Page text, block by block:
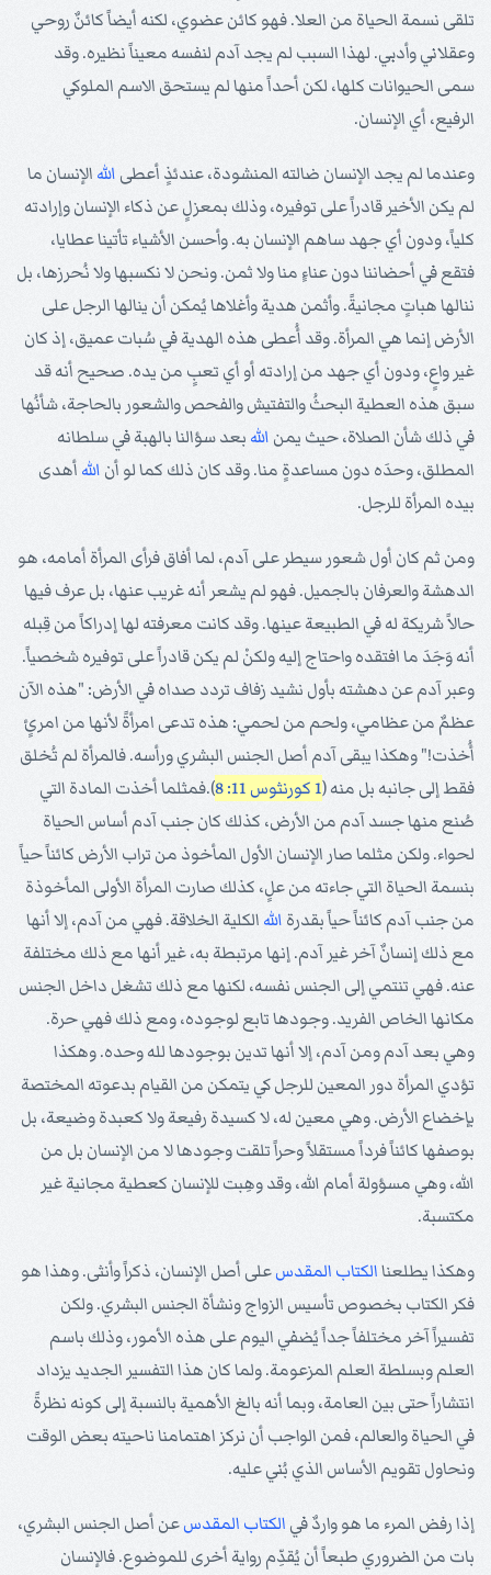
تلقى نسمة الحياة من العلا. فهو كائن عضوي، لكنه أيضاً كائنٌ روحي
وعقلاني وأدبي. لهذا السبب لم يجد آدم لنفسه معيناً نظيره. وقد
سمى الحيوانات كلها، لكن أحداً منها لم يستحق الاسم الملوكي
الرفيع، أي الإنسان.
وعندما لم يجد الإنسان ضالته المنشودة، عندئذٍ أعطى الله الإنسان ما
لم يكن الأخير قادراً على توفيره، وذلك بمعزلٍ عن ذكاء الإنسان وإرادته
كلياً، ودون أي جهد ساهم الإنسان به. وأحسن الأشياء تأتينا عطايا،
فتقع في أحضاننا دون عناءٍ منا ولا ثمن. ونحن لا نكسبها ولا نُحرزها، بل
ننالها هباتٍ مجانيةً. وأثمن هدية وأغلاها يُمكن أن ينالها الرجل على
الأرض إنما هي المرأة. وقد أُعطى هذه الهدية في سُبات عميق، إذ كان
غير واعٍ، ودون أي جهد من إرادته أو أي تعبٍ من يده. صحيح أنه قد
سبق هذه العطية البحثُ والتفتيش والفحص والشعور بالحاجة، شأنُها
في ذلك شأن الصلاة، حيث يمن الله بعد سؤالنا بالهبة في سلطانه
المطلق، وحدَه دون مساعدةٍ منا. وقد كان ذلك كما لو أن الله أهدى
بيده المرأة للرجل.
ومن ثم كان أول شعور سيطر على آدم، لما أفاق فرأى المرأة أمامه، هو
الدهشة والعرفان بالجميل. فهو لم يشعر أنه غريب عنها، بل عرف فيها
حالاً شريكة له في الطبيعة عينها. وقد كانت معرفته لها إدراكاً من قِبله
أنه وَجَدَ ما افتقده واحتاج إليه ولكنْ لم يكن قادراً على توفيره شخصياً.
وعبر آدم عن دهشته بأول نشيد زفاف تردد صداه في الأرض: "هذه الآن
عظمٌ من عظامي، ولحم من لحمي: هذه تدعى امرأةً لأنها من امرئٍ
أُخذت!" وهكذا يبقى آدم أصل الجنس البشري ورأسه. فالمرأة لم تُخلق
فقط إلى جانبه بل منه (1 كورنثوس 11: 8
).فمثلما أخذت المادة التي
صُنع منها جسد آدم من الأرض، كذلك كان جنب آدم أساس الحياة
لحواء. ولكن مثلما صار الإنسان الأول المأخوذ من تراب الأرض كائناً حياً
بنسمة الحياة التي جاءته من علٍ، كذلك صارت المرأة الأولى المأخوذة
من جنب آدم كائناً حياً بقدرة الله الكلية الخلاقة. فهي من آدم، إلا أنها
مع ذلك إنسانٌ آخر غير آدم. إنها مرتبطة به، غير أنها مع ذلك مختلفة
عنه. فهي تنتمي إلى الجنس نفسه، لكنها مع ذلك تشغل داخل الجنس
مكانها الخاص الفريد. وجودها تابع لوجوده، ومع ذلك فهي حرة.
وهي بعد آدم ومن آدم، إلا أنها تدين بوجودها لله وحده. وهكذا
تؤدي المرأة دور المعين للرجل كي يتمكن من القيام بدعوته المختصة
بإخضاع الأرض. وهي معين له، لا كسيدة رفيعة ولا كعبدة وضيعة، بل
بوصفها كائناً فرداً مستقلاً وحراً تلقت وجودها لا من الإنسان بل من
الله، وهي مسؤولة أمام الله، وقد وهِبت للإنسان كعطية مجانية غير
مكتسبة.
وهكذا يطلعناالكتاب المقدسعلى أصل الإنسان، ذكراً وأنثى. وهذا هو
فكر الكتاب بخصوص تأسيس الزواج ونشأة الجنس البشري. ولكن
تفسيراً آخر مختلفاً جداً يُضفي اليوم على هذه الأمور، وذلك باسم
العلم وبسلطة العلم المزعومة. ولما كان هذا التفسير الجديد يزداد
انتشاراً حتى بين العامة، وبما أنه بالغ الأهمية بالنسبة إلى كونه نظرةً
في الحياة والعالم، فمن الواجب أن نركز اهتمامنا ناحيته بعض الوقت
ونحاول تقويم الأساس الذي بُني عليه.
إذا رفض المرء ما هو واردٌ في الكتاب المقدسعن أصل الجنس البشري،
بات من الضروري طبعاً أن يُقدِّم رواية أخرى للموضوع. فالإنسان